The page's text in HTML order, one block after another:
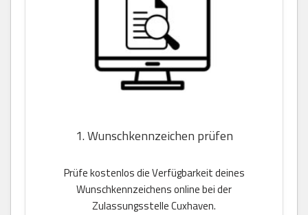
1. Wunschkennzeichen prüfen
Prüfe kostenlos die Verfügbarkeit deines
Wunschkennzeichens online bei der
Zulassungsstelle Cuxhaven.